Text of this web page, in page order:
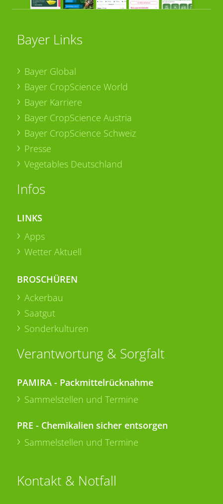
Bayer Links
Bayer Global
Bayer CropScience World
Bayer Karriere
Bayer CropScience Austria
Bayer CropScience Schweiz
Presse
Vegetables Deutschland
Infos
LINKS
Apps
Wetter Aktuell
BROSCHÜREN
Ackerbau
Saatgut
Sonderkulturen
Verantwortung & Sorgfalt
PAMIRA - Packmittelrücknahme
Sammelstellen und Termine
PRE - Chemikalien sicher entsorgen
Sammelstellen und Termine
Kontakt & Notfall